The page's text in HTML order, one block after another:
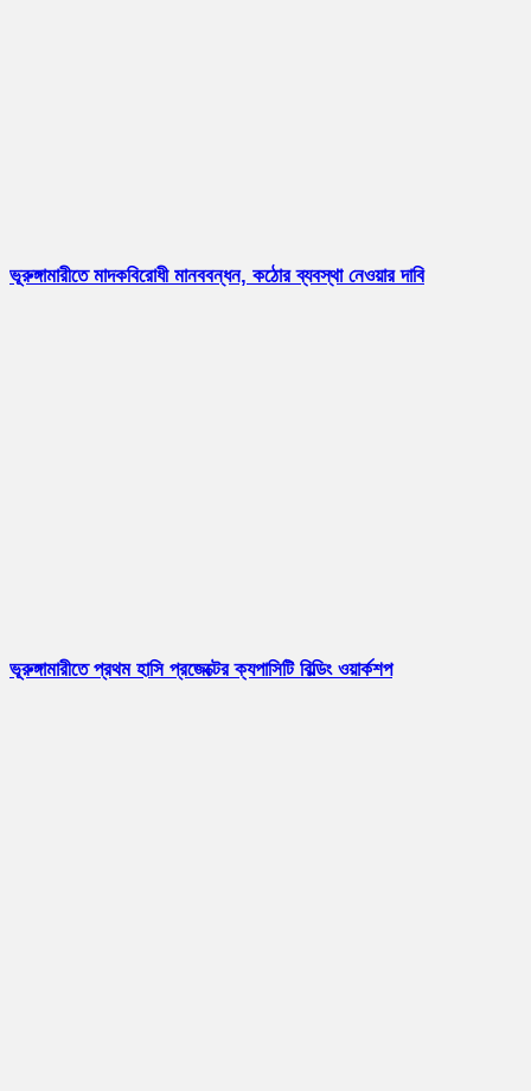
ভূরুঙ্গামারীতে মাদকবিরোধী মানববন্ধন, কঠোর ব্যবস্থা নেওয়ার দাবি
ভূরুঙ্গামারীতে প্রথম হাসি প্রজেক্টের ক্যপাসিটি বিল্ডিং ওয়ার্কশপ